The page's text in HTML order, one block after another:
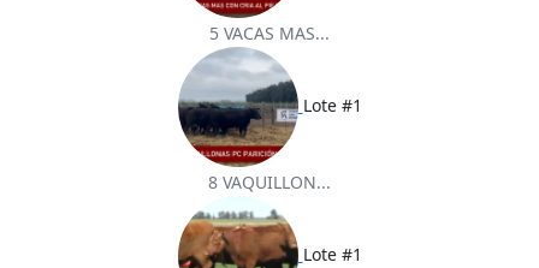
5 VACAS MAS...
Lote #1
8 VAQUILLON...
Lote #1